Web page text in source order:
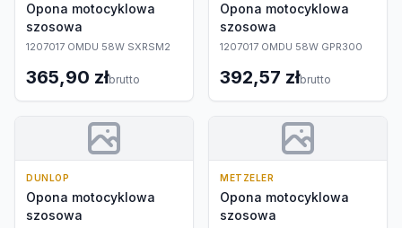
Opona motocyklowa
szosowa
1207017 OMDU 58W SXRSM2
365,90 złbrutto
Opona motocyklowa
szosowa
1207017 OMDU 58W GPR300
392,57 złbrutto
DUNLOP
Opona motocyklowa
szosowa
METZELER
Opona motocyklowa
szosowa